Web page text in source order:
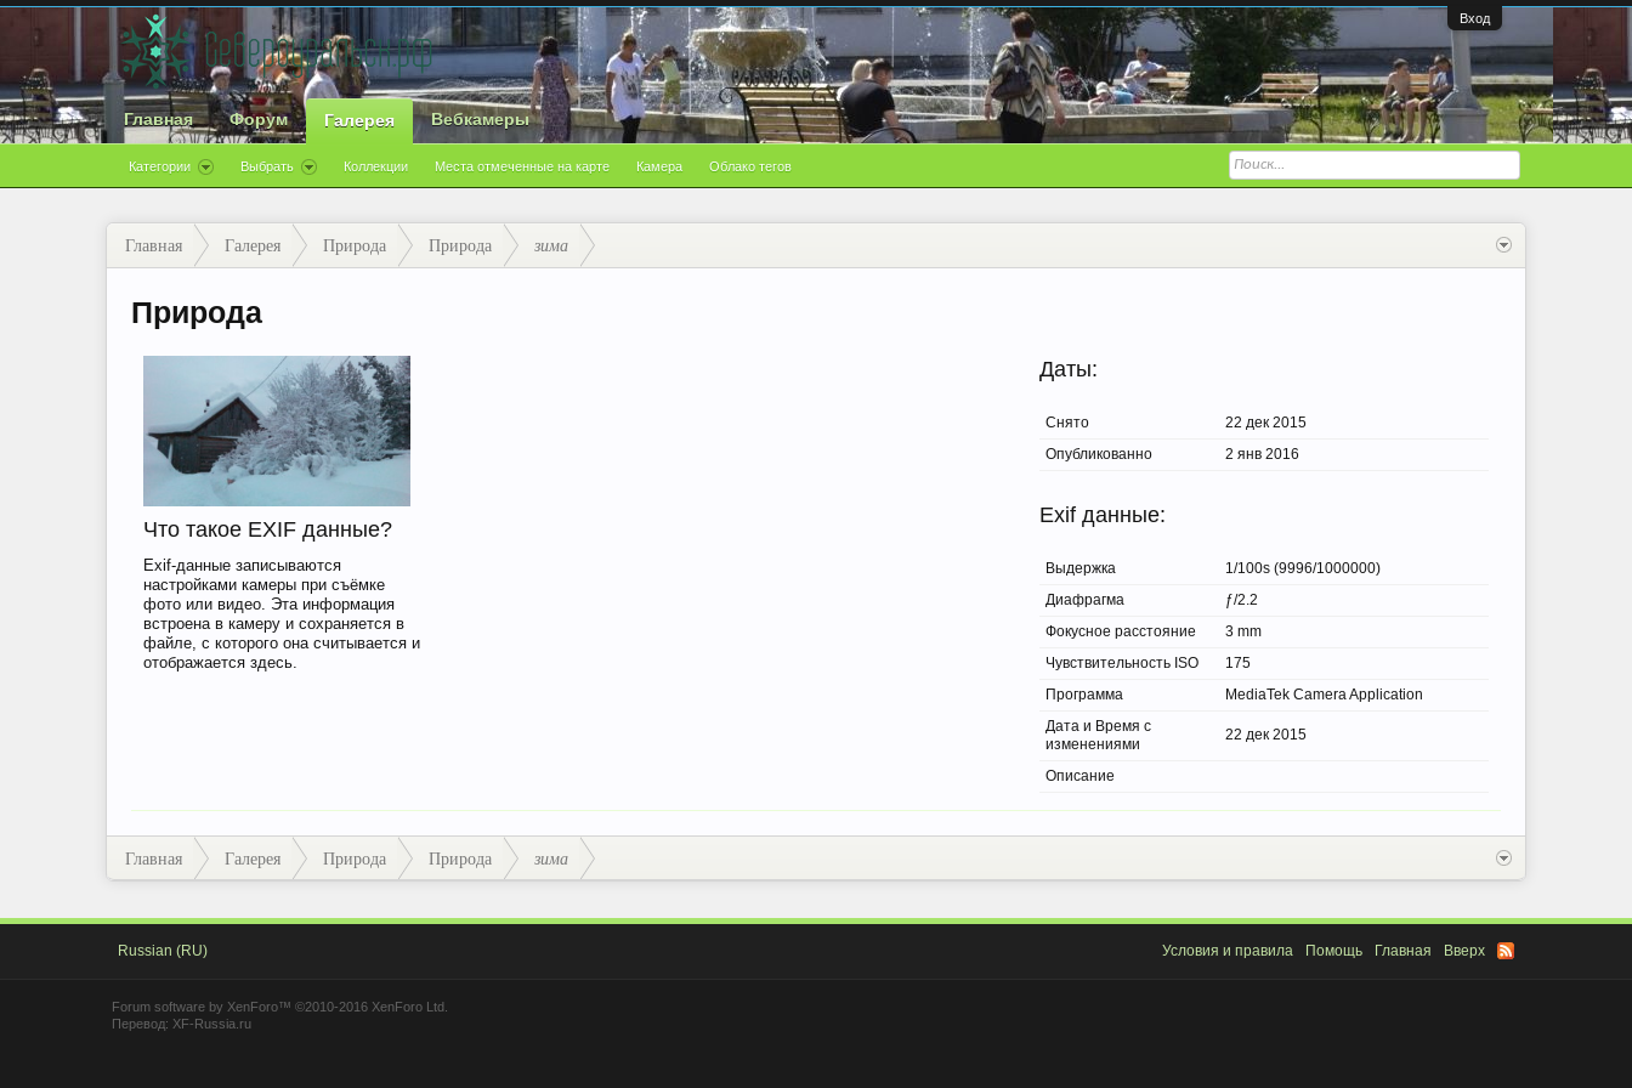
Вход
Главная Форум Галерея
Категории Выбрать Коллекции Места отмеченные на карте Камера Облако тегов
Вебкамеры
Главная Галерея Природа Природа зима
Природа
Что такое EXIF данные?
Exif-данные записываются
настройками камеры при съёмке
фото или видео. Эта информация
встроена в камеру и сохраняется в
файле, с которого она считывается и
отображается здесь.
Даты:
Снято
22 дек 2015
Опубликованно
2 янв 2016
Exif данные:
Выдержка
1/100s (9996/1000000)
Диафрагма
ƒ/2.2
Фокусное расстояние
3 mm
Чувствительность ISO
175
Программа
MediaTek Camera Application
Дата и Время с
изменениями
22 дек 2015
Описание
Главная Галерея Природа Природа зима
Russian (RU) Условия и правила Помощь Главная Вверх
Forum software by XenForo™ ©2010-2016 XenForo Ltd.
Перевод: XF-Russia.ru